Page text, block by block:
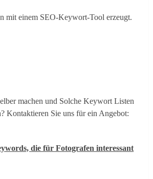
mit einem SEO-Keywort-Tool erzeugt.
machen und Solche Keywort Listen
Kontaktieren Sie uns für ein Angebot:
die für Fotografen interessant